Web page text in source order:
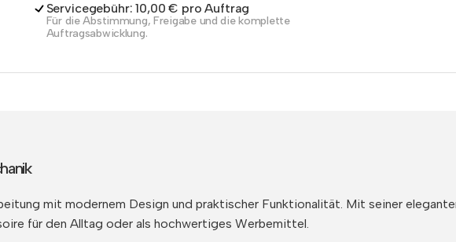
Servicegebühr: 10,00 € pro Auftrag
Für die Abstimmung, Freigabe und die komplette
Auftragsabwicklung.
mit modernem Design und praktischer Funktionalität. Mit seiner
für den Alltag oder als hochwertiges Werbemittel.